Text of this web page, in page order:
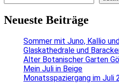
Neueste Beiträge
Sommer mit Juno, Kallio
Glaskathedrale und
Alter Botanischer Garten
Mein Juli in Beige
Monatsspaziergang im Juli